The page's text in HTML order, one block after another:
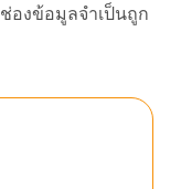
ช่องข้อมูลจำเป็นถูก